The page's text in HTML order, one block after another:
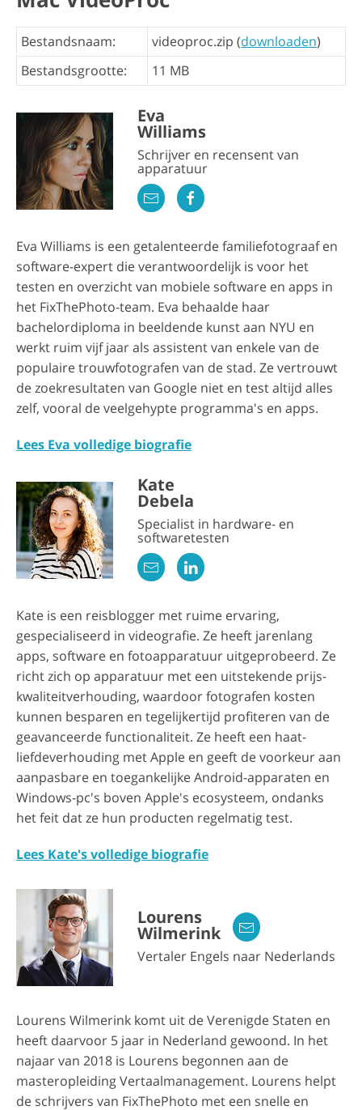
Bestandsnaam: videoproc.zip (downloaden)
Bestandsgrootte:
11 MB
Eva
Williams
Schrijver en recensent van
apparatuur
Eva Williams is een getalenteerde familiefotograaf en
software-expert die verantwoordelijk is voor het
testen en overzicht van mobiele software en apps in
het FixThePhoto-team. Eva behaalde haar
bachelordiploma in beeldende kunst aan NYU en
werkt ruim vijf jaar als assistent van enkele van de
populaire trouwfotografen van de stad. Ze vertrouwt
de zoekresultaten van Google niet en test altijd alles
zelf, vooral de veelgehypte programma's en apps.
Lees Eva volledige biografie
Kate
Debela
Specialist in hardware- en
softwaretesten
Kate is een reisblogger met ruime ervaring,
gespecialiseerd in videografie. Ze heeft jarenlang
apps, software en fotoapparatuur uitgeprobeerd. Ze
richt zich op apparatuur met een uitstekende prijs-
kwaliteitverhouding, waardoor fotografen kosten
kunnen besparen en tegelijkertijd profiteren van de
geavanceerde functionaliteit. Ze heeft een haat-
liefdeverhouding met Apple en geeft de voorkeur aan
aanpasbare en toegankelijke Android-apparaten en
Windows-pc's boven Apple's ecosysteem, ondanks
het feit dat ze hun producten regelmatig test.
Lees Kate's volledige biografie
Lourens
Wilmerink
Vertaler Engels naar Nederlands
Lourens Wilmerink komt uit de Verenigde Staten en
heeft daarvoor 5 jaar in Nederland gewoond. In het
najaar van 2018 is Lourens begonnen aan de
masteropleiding Vertaalmanagement. Lourens helpt
de schrijvers van FixThePhoto met een snelle en